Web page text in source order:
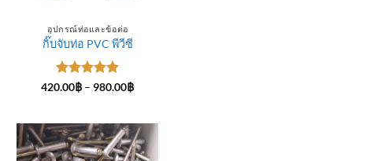
฿
อุปกรณ์ท่อและข้อต่อ
กิ๊บจับท่อ PVC พีวีซี
ให้คะแนน
420.00฿ – 980.00฿Price
980.00฿